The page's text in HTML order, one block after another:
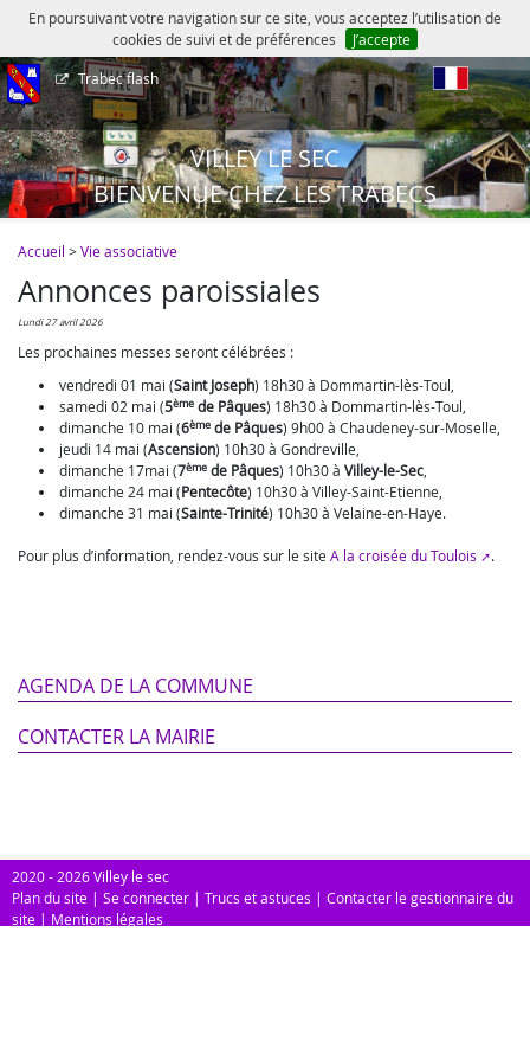
En poursuivant votre navigation sur ce site, vous acceptez l’utilisation de
cookies de suivi et de préférences
J’accepte
Trabec flash
VILLEY LE SEC
BIENVENUE CHEZ LES TRABECS
Accueil >Vie associative
Annonces paroissiales
lundi 27 avril 2026
Les prochaines messes seront célébrées :
vendredi 01 mai (Saint Joseph) 18h30 à Dommartin-lès-Toul,
samedi 02 mai (5ème de Pâques) 18h30 à Dommartin-lès-Toul,
dimanche 10 mai (6ème de Pâques) 9h00 à Chaudeney-sur-Moselle,
jeudi 14 mai (Ascension) 10h30 à Gondreville,
dimanche 17mai (7ème de Pâques) 10h30 à Villey-le-Sec
dimanche 24 mai (Pentecôte) 10h30 à Villey-Saint-Etienne,
dimanche 31 mai (Sainte-Trinité) 10h30 à Velaine-en-Haye.
Pour plus d’information, rendez-vous sur le site A la croisée du Toulois .
AGENDA DE LA COMMUNE
CONTACTER LA MAIRIE
2020 - 2026 Villey le sec
Plan du site | Se connecter | Trucs et astuces | Contacter le gestionnaire du
site | Mentions légales